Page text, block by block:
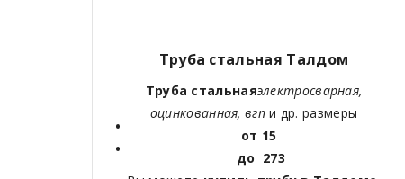
Труба стальная Талдом
Труба стальнаяэлектросварная,
оцинкованная, вгпи др. размеры
от 15
до 273